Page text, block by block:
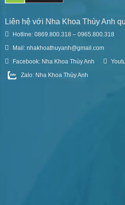
Liên hệ với Nha Khoa Thùy Anh
Hotline: 0869.800.318 – 0965.800.318
Mail: nhakhoathuyanh@gmail.com
Facebook: Nha Khoa Thùy Anh
Zalo: Nha Khoa Thùy Anh